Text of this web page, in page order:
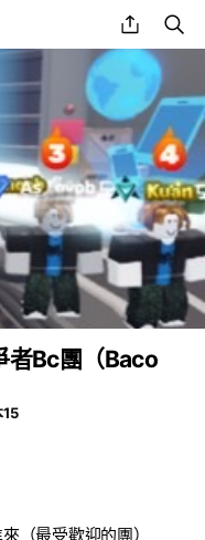
share
者Bc團（Baco
15
（最受歡迎的團）